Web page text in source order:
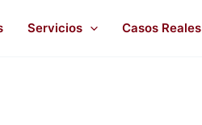
Servicios Casos Reales